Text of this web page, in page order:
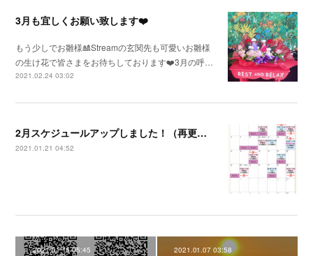
3月も宜しくお願い致します❤️
もう少しでお雛様🎎Streamの玄関先も可愛いお雛様
の生け花で皆さまをお待ちしております❤️3月の呼…
2021.02.24 03:02
2月スケジュールアップしました！（再更新）
2021.01.21 04:52
2021.01.15 05:45 2021.01.07 03:58